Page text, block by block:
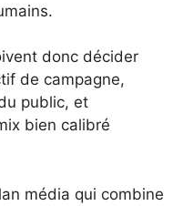
donc décider
de campagne,
public, et
bien calibré
média qui combine